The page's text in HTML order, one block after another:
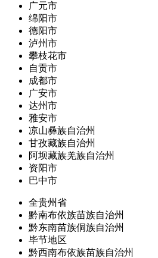
广元市
绵阳市
德阳市
泸州市
攀枝花市
自贡市
成都市
广安市
达州市
雅安市
凉山彝族自治州
甘孜藏族自治州
阿坝藏族羌族自治州
资阳市
巴中市
全贵州省
黔南布依族苗族自治州
黔东南苗族侗族自治州
毕节地区
黔西南布依族苗族自治州